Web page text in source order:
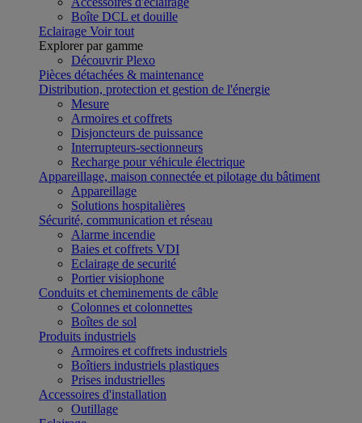
Boîte DCL et douille
Eclairage Voir tout
Explorer par gamme
Découvrir Plexo
Pièces détachées & maintenance
Distribution, protection et gestion de l'énergie
Mesure
Armoires et coffrets
Disjoncteurs de puissance
Interrupteurs-sectionneurs
Recharge pour véhicule électrique
Appareillage, maison connectée et pilotage du bâtiment
Appareillage
Solutions hospitalières
Sécurité, communication et réseau
Alarme incendie
Baies et coffrets VDI
Eclairage de securité
Portier visiophone
Conduits et cheminements de câble
Colonnes et colonnettes
Boîtes de sol
Produits industriels
Armoires et coffrets industriels
Boîtiers industriels plastiques
Prises industrielles
Accessoires d'installation
Outillage